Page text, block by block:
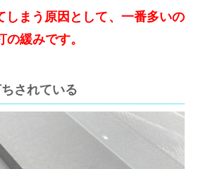
しまう原因として、一番多いの
緩みです。
されている